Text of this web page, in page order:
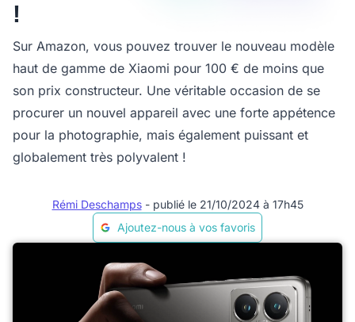
!
Sur Amazon, vous pouvez trouver le nouveau modèle
haut de gamme de Xiaomi pour 100 € de moins que
son prix constructeur. Une véritable occasion de se
procurer un nouvel appareil avec une forte appétence
pour la photographie, mais également puissant et
globalement très polyvalent !
Rémi Deschamps - publié le 21/10/2024 à 17h45
Ajoutez-nous à vos favoris